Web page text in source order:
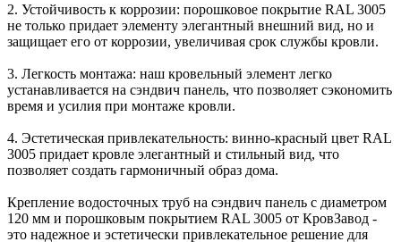
2. Устойчивость к коррозии: порошковое покрытие RAL 3005
не только придает элементу элегантный внешний вид, но и
защищает его от коррозии, увеличивая срок службы кровли.
3. Легкость монтажа: наш кровельный элемент легко
устанавливается на сэндвич панель, что позволяет сэкономить
время и усилия при монтаже кровли.
4. Эстетическая привлекательность: винно-красный цвет RAL
3005 придает кровле элегантный и стильный вид, что
позволяет создать гармоничный образ дома.
Крепление водосточных труб на сэндвич панель с диаметром
120 мм и порошковым покрытием RAL 3005 от КровЗавод -
это надежное и эстетически привлекательное решение для